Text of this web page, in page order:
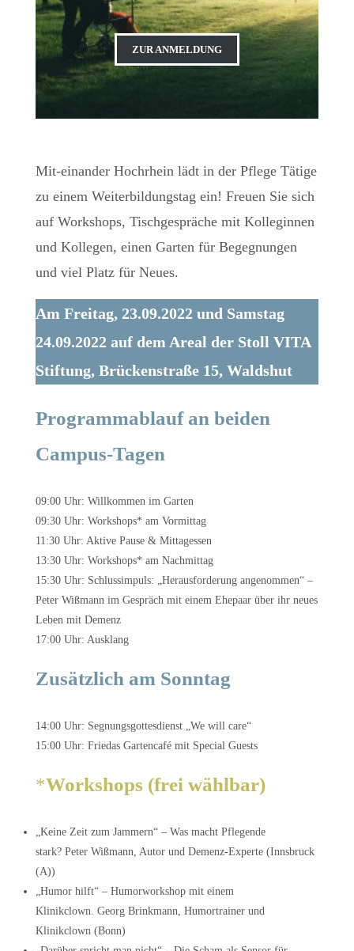
ZUR ANMELDUNG
Mit-einander Hochrhein lädt in der Pflege Tätige
zu einem Weiterbildungstag ein! Freuen Sie sich
auf Workshops, Tischgespräche mit Kolleginnen
und Kollegen, einen Garten für Begegnungen
und viel Platz für Neues.
Am Freitag, 23.09.2022 und Samstag
24.09.2022 auf dem Areal der Stoll VITA
Stiftung, Brückenstraße 15, Waldshut
Programmablauf an beiden
Campus-Tagen
09:00 Uhr: Willkommen im Garten
09:30 Uhr: Workshops* am Vormittag
11:30 Uhr: Aktive Pause & Mittagessen
13:30 Uhr: Workshops* am Nachmittag
15:30 Uhr: Schlussimpuls: „Herausforderung angenommen“ –
Peter Wißmann im Gespräch mit einem Ehepaar über ihr neues
Leben mit Demenz
17:00 Uhr: Ausklang
Zusätzlich am Sonntag
14:00 Uhr: Segnungsgottesdienst „We will care“
15:00 Uhr: Friedas Gartencafé mit Special Guests
*Workshops (frei wählbar)
„Keine Zeit zum Jammern“ – Was macht Pflegende
stark? Peter Wißmann, Autor und Demenz-Experte (Innsbruck
(A))
„Humor hilft“ – Humorworkshop mit einem
Klinikclown. Georg Brinkmann, Humortrainer und
Klinikclown (Bonn)